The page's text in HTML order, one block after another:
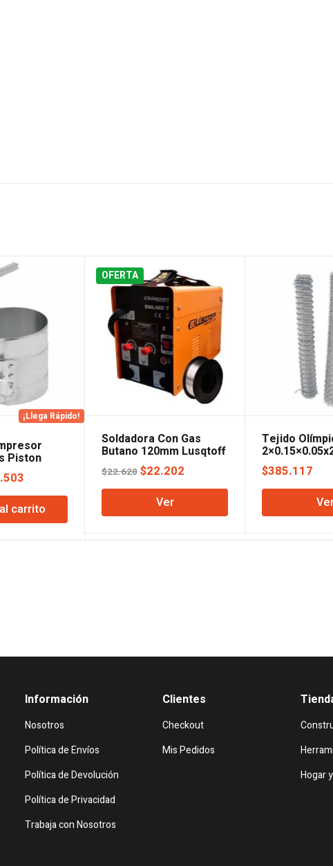
¡Llega Rápido!
Piston
Mm
precio
actual
es:
carrito
OFERTA
Soldadora Con Gas
Butano 120mm Lusqtoff
$22.620El
precio
original
era:
$22.202
precio
es:
Ver
Tejido
ar
$385.117
Información
Nosotros
Política de Envíos
Política de Devolución
Política de Privacidad
Trabaja con Nosotros
Clientes
Checkout
Mis Pedidos
Hogar